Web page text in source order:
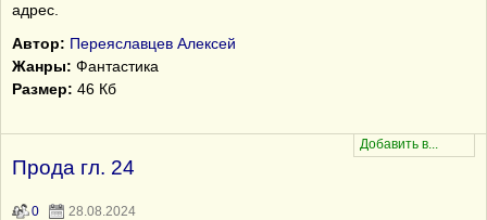
адрес.
Автор: Переяславцев Алексей
Жанры: Фантастика
Размер: 46 Кб
Прода гл. 24
0 28.08.2024